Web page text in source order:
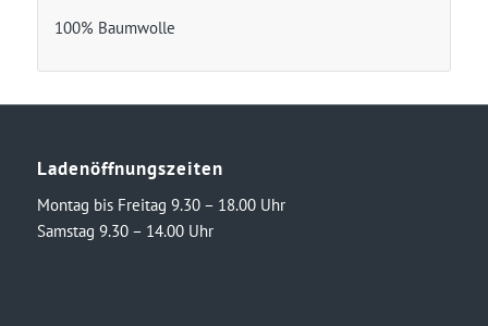
100% Baumwolle
Ladenöffnungszeiten
Montag bis Freitag 9.30 – 18.00 Uhr
Samstag 9.30 – 14.00 Uhr